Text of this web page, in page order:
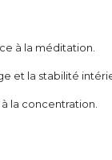
à la méditation.
et la stabilité
la concentration.